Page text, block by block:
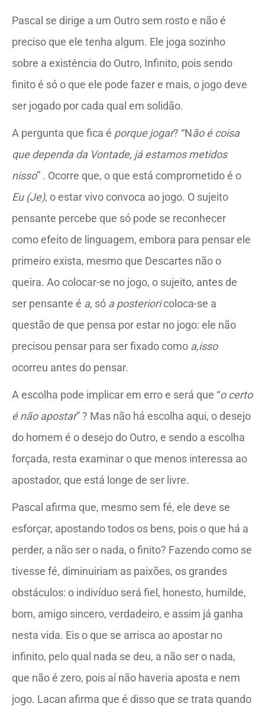
Pascal se dirige a um Outro sem rosto e não é
preciso que ele tenha algum. Ele joga sozinho
sobre a existência do Outro, Infinito, pois sendo
finito é só o que ele pode fazer e mais, o jogo deve
ser jogado por cada qual em solidão.
A pergunta que fica é porque jogar? “Não é coisa
que dependa da Vontade, já estamos metidos
nisso” . Ocorre que, o que está comprometido é o
Eu (Je), o estar vivo convoca ao jogo. O sujeito
pensante percebe que só pode se reconhecer
como efeito de linguagem, embora para pensar ele
primeiro exista, mesmo que Descartes não o
queira. Ao colocar-se no jogo, o sujeito, antes de
ser pensante é a, só a posterioricoloca-se a
questão de que pensa por estar no jogo: ele não
precisou pensar para ser fixado como a,isso
ocorreu antes do pensar.
A escolha pode implicar em erro e será que “o certo
é não apostar”? Mas não há escolha aqui, o desejo
do homem é o desejo do Outro, e sendo a escolha
forçada, resta examinar o que menos interessa ao
apostador, que está longe de ser livre.
Pascal afirma que, mesmo sem fé, ele deve se
esforçar, apostando todos os bens, pois o que há a
perder, a não ser o nada, o finito? Fazendo como se
tivesse fé, diminuiriam as paixões, os grandes
obstáculos: o indivíduo será fiel, honesto, humilde,
bom, amigo sincero, verdadeiro, e assim já ganha
nesta vida. Eis o que se arrisca ao apostar no
infinito, pelo qual nada se deu, a não ser o nada,
que não é zero, pois aí não haveria aposta e nem
jogo. Lacan afirma que é disso que se trata quando